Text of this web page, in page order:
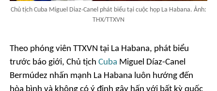
Chủ tịch Cuba Miguel Diaz‑Canel phát biểu tại cuộc họp La Habana. Ảnh:
THX/TTXVN
Theo phóng viên TTXVN tại La Habana, phát biểu
trước báo giới, Chủ tịch Cuba Miguel Díaz-Canel
Bermúdez nhấn mạnh La Habana luôn hướng đến